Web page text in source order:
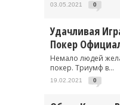
03.05.2021 0
Удачливая
Покер
Немало людей
покер. Триумф в...
19.02.2021 0